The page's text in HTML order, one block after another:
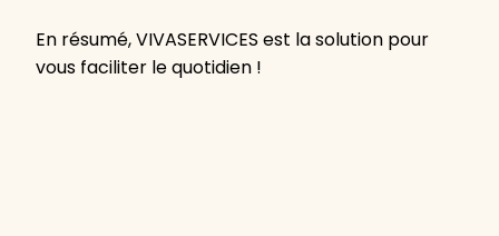
En résumé, VIVASERVICES est la solution pour
vous faciliter le quotidien !